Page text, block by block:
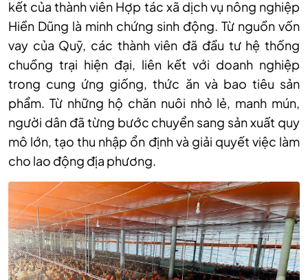
kết của thành viên Hợp tác xã dịch vụ nông nghiệp
Hiền Dũng là minh chứng sinh động. Từ nguồn vốn
vay của Quỹ, các thành viên đã đầu tư hệ thống
chuồng trại hiện đại, liên kết với doanh nghiệp
trong cung ứng giống, thức ăn và bao tiêu sản
phẩm. Từ những hộ chăn nuôi nhỏ lẻ, manh mún,
người dân đã từng bước chuyển sang sản xuất quy
mô lớn, tạo thu nhập ổn định và giải quyết việc làm
cho lao động địa phương.